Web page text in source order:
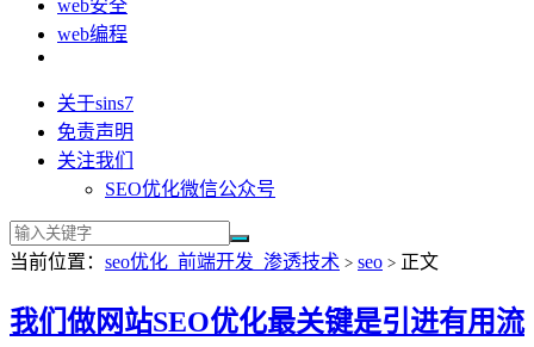
web安全
web编程
关于sins7
免责声明
关注我们
SEO优化微信公众号
当前位置： seo优化_前端开发_渗透技术 > seo > 正文
我们做网站SEO优化最关键是引进有用流